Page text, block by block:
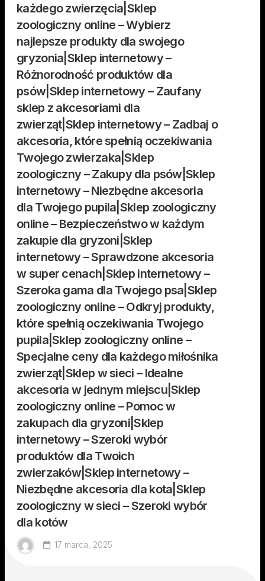
każdego zwierzęcia|Sklep
zoologiczny online – Wybierz
najlepsze produkty dla swojego
gryzonia|Sklep internetowy –
Różnorodność produktów dla
psów|Sklep internetowy – Zaufany
sklep z akcesoriami dla
zwierząt|Sklep internetowy – Zadbaj o
akcesoria, które spełnią oczekiwania
Twojego zwierzaka|Sklep
zoologiczny – Zakupy dla psów|Sklep
internetowy – Niezbędne akcesoria
dla Twojego pupila|Sklep zoologiczny
online – Bezpieczeństwo w każdym
zakupie dla gryzoni|Sklep
internetowy – Sprawdzone akcesoria
w super cenach|Sklep internetowy –
Szeroka gama dla Twojego psa|Sklep
zoologiczny online – Odkryj produkty,
które spełnią oczekiwania Twojego
pupila|Sklep zoologiczny online –
Specjalne ceny dla każdego miłośnika
zwierząt|Sklep w sieci – Idealne
akcesoria w jednym miejscu|Sklep
zoologiczny online – Pomoc w
zakupach dla gryzoni|Sklep
internetowy – Szeroki wybór
produktów dla Twoich
zwierzaków|Sklep internetowy –
Niezbędne akcesoria dla kota|Sklep
zoologiczny w sieci – Szeroki wybór
dla kotów
17 marca, 2025